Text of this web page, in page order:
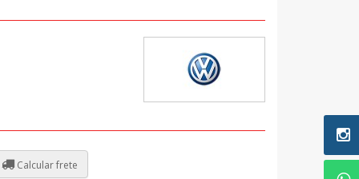
Calcular frete